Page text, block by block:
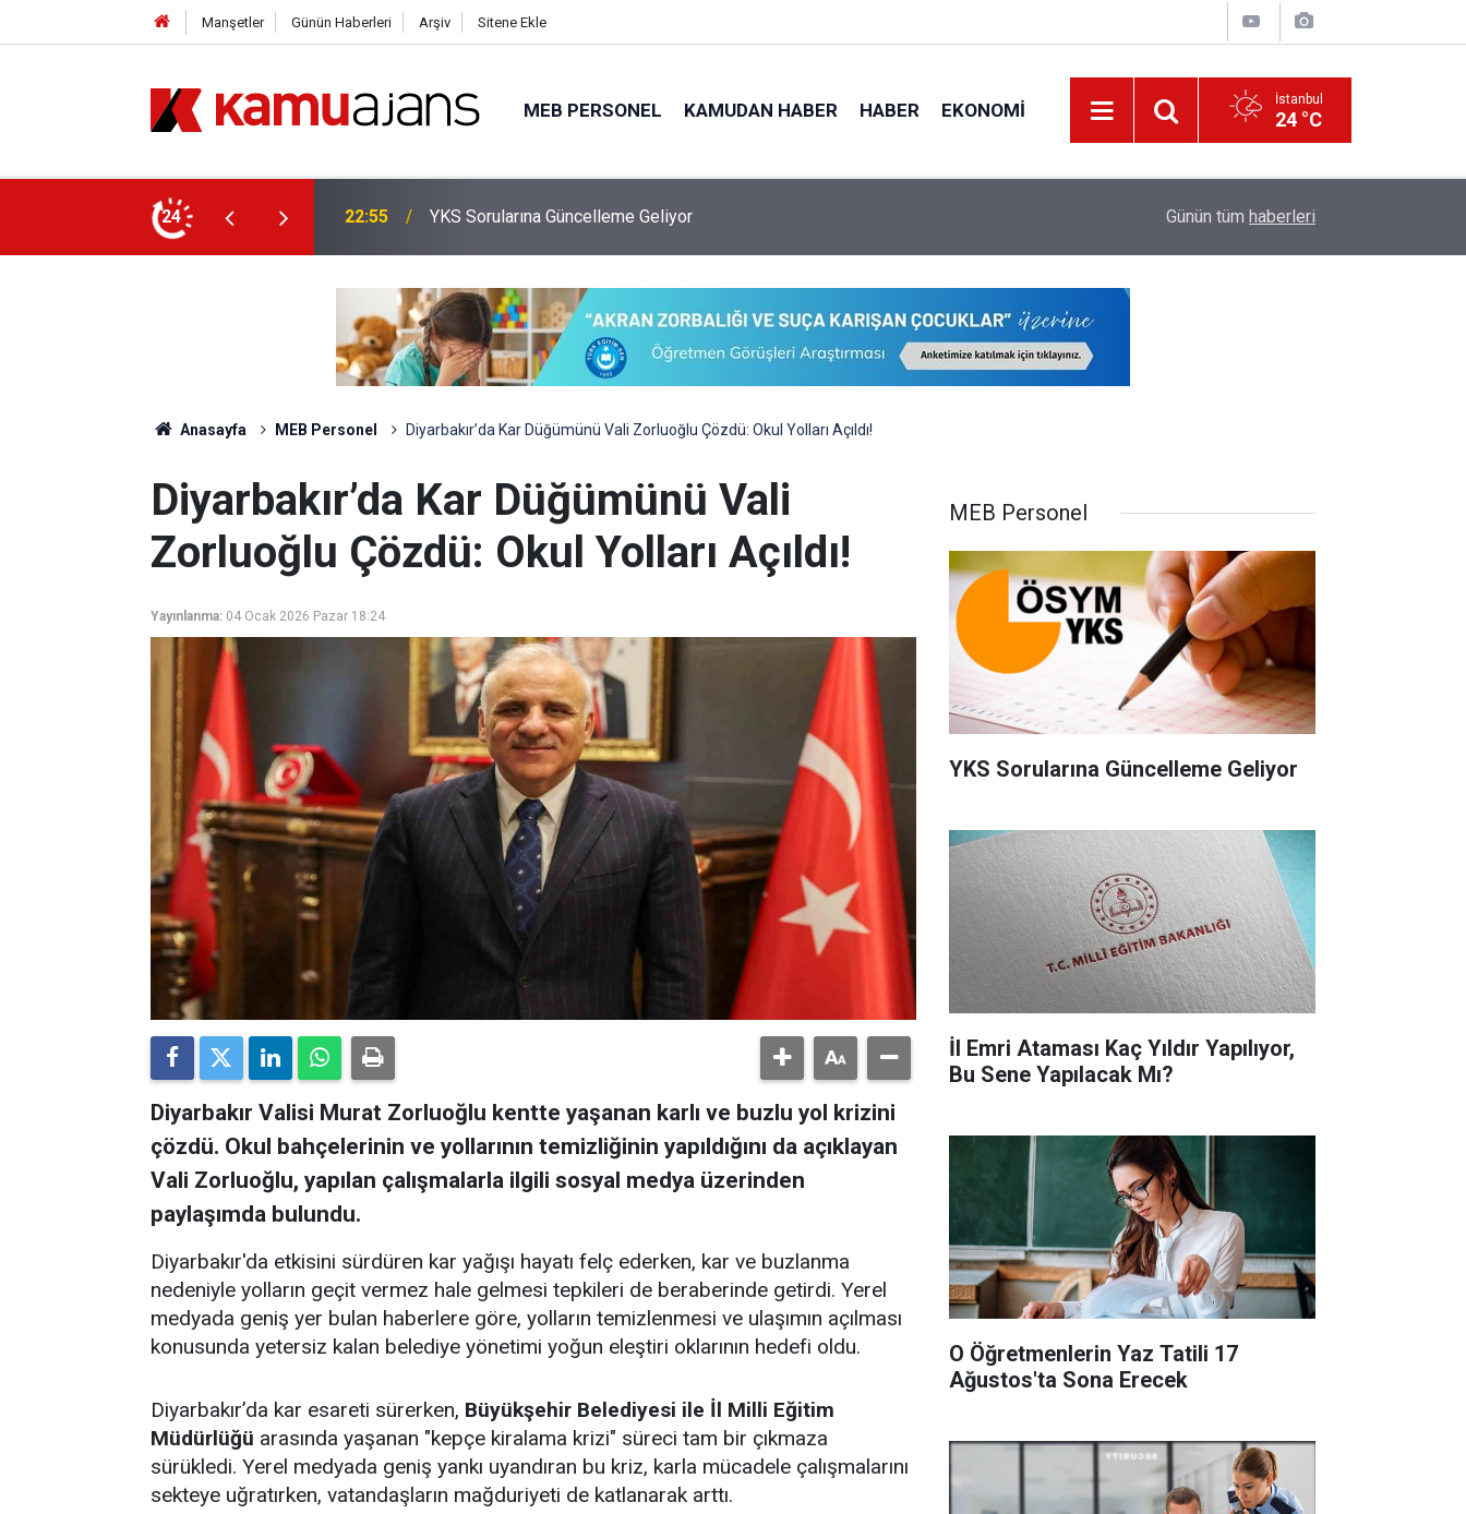
Manşetler Günün Haberleri Arşiv Sitene Ekle
MEB PERSONEL KAMUDAN HABER HABER EKONOMI İstanbul
24 °C
24 20:25 İl Emri Ataması Kaç Yıldır Yapılıyor, Bu Sene Yapılacak Mı? O Öğretmenlerin Yaz Tatili 17 Ağustos'ta Sona
Günün tüm haberleri
Anasayfa MEB Personel Diyarbakır’da Kar Düğümünü Vali Zorluoğlu Çözdü: Okul Yolları Açıldı!
Diyarbakır’da Kar Düğümünü Vali
Zorluoğlu Çözdü: Okul Yolları Açıldı!
Yayınlanma: 04 Ocak 2026 Pazar 18:24
Diyarbakır Valisi Murat Zorluoğlu kentte yaşanan karlı ve buzlu yol krizini
çözdü. Okul bahçelerinin ve yollarının temizliğinin yapıldığını da açıklayan
Vali Zorluoğlu, yapılan çalışmalarla ilgili sosyal medya üzerinden
paylaşımda bulundu.
Diyarbakır'da etkisini sürdüren kar yağışı hayatı felç ederken, kar ve buzlanma
nedeniyle yolların geçit vermez hale gelmesi tepkileri de beraberinde getirdi. Yerel
medyada geniş yer bulan haberlere göre, yolların temizlenmesi ve ulaşımın açılması
konusunda yetersiz kalan belediye yönetimi yoğun eleştiri oklarının hedefi oldu.
Diyarbakır’da kar esareti sürerken, Büyükşehir Belediyesi ile İl Milli Eğitim
Müdürlüğü arasında yaşanan "kepçe kiralama krizi" süreci tam bir çıkmaza
sürükledi. Yerel medyada geniş yankı uyandıran bu kriz, karla mücadele çalışmalarını
sekteye uğratırken, vatandaşların mağduriyeti de katlanarak arttı.
MEB Personel
YKS Sorularına Güncelleme Geliyor
İl Emri Ataması Kaç Yıldır Yapılıyor,
Bu Sene Yapılacak Mı?
O Öğretmenlerin Yaz Tatili 17
Ağustos'ta Sona Erecek